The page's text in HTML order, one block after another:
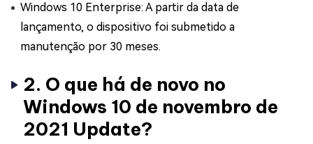
Windows 10 Enterprise: A partir da data de
lançamento, o dispositivo foi submetido a
manutenção por 30 meses.
2. O que há de novo no
Windows 10 de novembro de
2021 Update?